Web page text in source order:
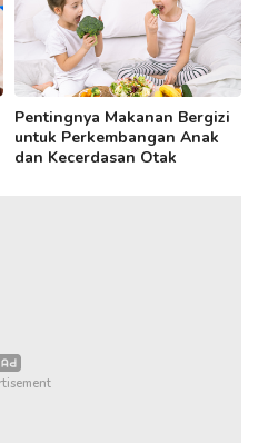
Pentingnya Makanan Bergizi
untuk Perkembangan Anak
dan Kecerdasan Otak